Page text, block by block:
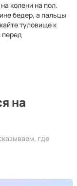
колени на пол.
бедер, а пальцы
туловище к
перед
на
где